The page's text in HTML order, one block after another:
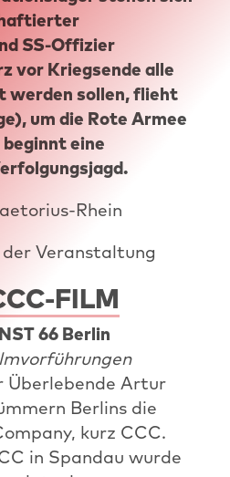
SS-Offizier
vor Kriegsende alle
werden sollen, flieht
um die Rote Armee
eine
Rhein
Veranstaltung
FILM
66 Berlin
Überlebende Artur
Berlins die
kurz CCC.
in Spandau wurde